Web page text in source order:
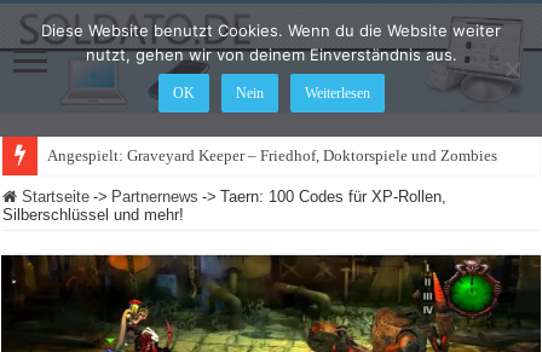
Angespielt: Graveyard Keeper – Friedhof, Doktorspiele und Zombies
Startseite -> Partnernews -> Taern: 100 Codes für XP-Rollen,
Silberschlüssel und mehr!
Diese Website benutzt Cookies. Wenn du die Website weiter
nutzt, gehen wir von deinem Einverständnis aus.
OK Nein Weiterlesen